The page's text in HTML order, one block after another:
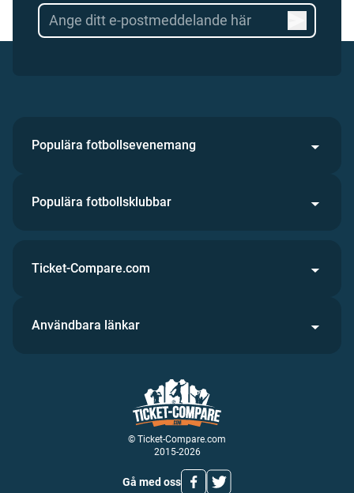
Populära fotbollsevenemang
Populära fotbollsklubbar
© Ticket-Compare.com
2015-2026
Gå med oss
Ticket-Compare.com
Användbara länkar